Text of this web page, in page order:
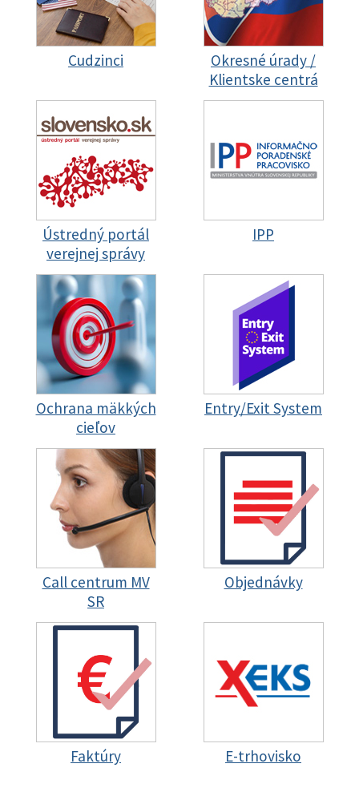
Cudzinci
Okresné úrady /
Klientske centrá
Ústredný portál
verejnej správy
IPP
Ochrana mäkkých
cieľov
Entry/Exit System
Call centrum MV
SR
Objednávky
Faktúry E-trhovisko